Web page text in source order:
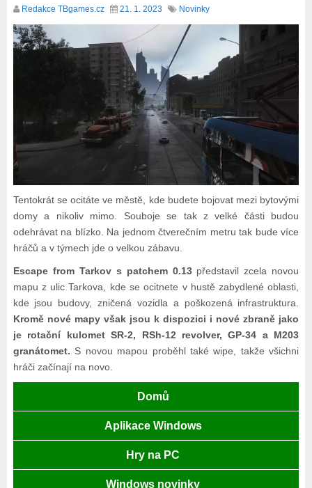
Redakce TBgames.cz 21. 1. 2023 Novinky
Tentokrát se ocitáte ve městě, kde budete bojovat mezi bytovými
domy a nikoliv mimo. Souboje se tak z velké části budou
odehrávat na blízko. Na jednom čtverečním metru tak bude více
hráčů a v týmech jde o velkou zábavu.
Escape from Tarkov s patchem 0.13představil zcela novou
mapu z ulic Tarkova, kde se ocitnete v hustě zabydlené oblasti,
kde jsou budovy, zničená vozidla a poškozená infrastruktura.
Kromě nové mapy však jsou k dispozici i nové zbraně jako
je rotační kulomet SR-2, RSh-12 revolver, GP-34 a M203
granátomet. S novou mapou proběhl také wipe, takže všichni
hráči začínají na novo.
Domů
Aplikace Windows
Hry na PC
Windows novinky